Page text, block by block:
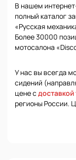
В нашем
полный каталог
«Русская
Более 30000
мотосалона
У нас вы всегда
сидений
цене с
регионы России.